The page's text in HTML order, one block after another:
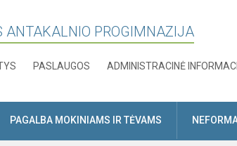
ANTAKALNIO PROGIMNAZIJA
PASLAUGOS ADMINISTRACINĖ
PAGALBA MOKINIAMS IR TĖVAMS